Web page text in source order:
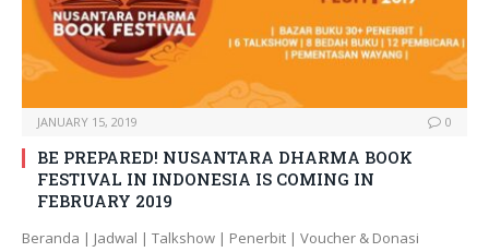
JANUARY 15, 2019 0
BE PREPARED! NUSANTARA DHARMA BOOK
FESTIVAL IN INDONESIA IS COMING IN
FEBRUARY 2019
Beranda | Jadwal | Talkshow | Penerbit | Voucher & Donasi